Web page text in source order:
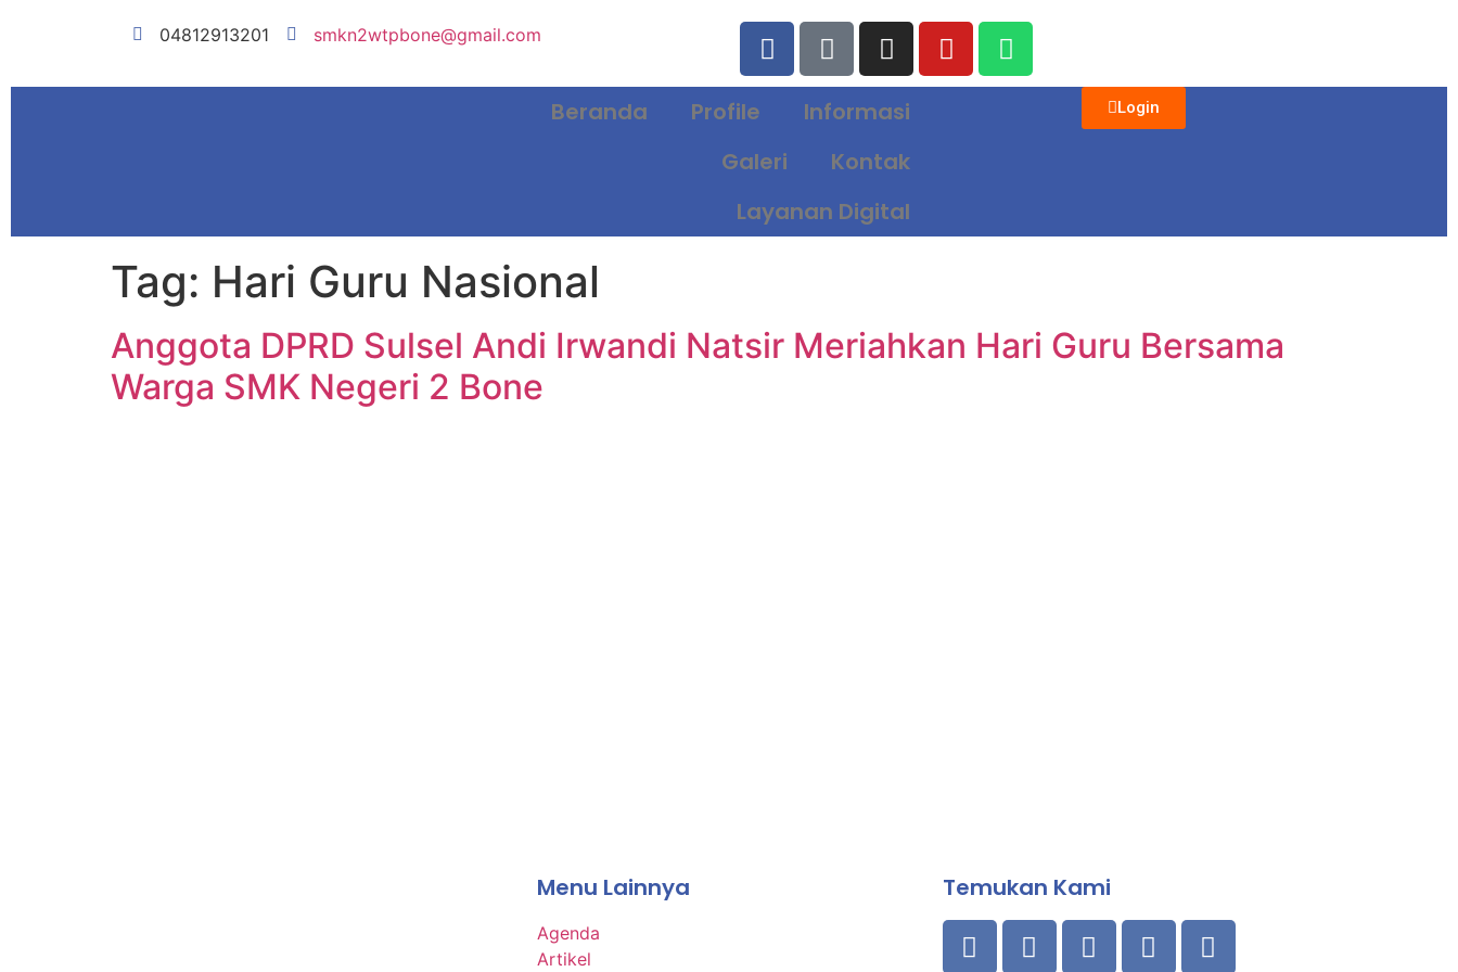
04812913201 smkn2wtpbone@gmail.com
Beranda Profile
Informasi
Galeri
Kontak
Layanan Digital
Login
Tag: Hari Guru Nasional
Anggota DPRD Sulsel Andi Irwandi Natsir Meriahkan Hari Guru Bersama
Warga SMK Negeri 2 Bone
Menu Lainnya
Agenda
Artikel
Temukan Kami